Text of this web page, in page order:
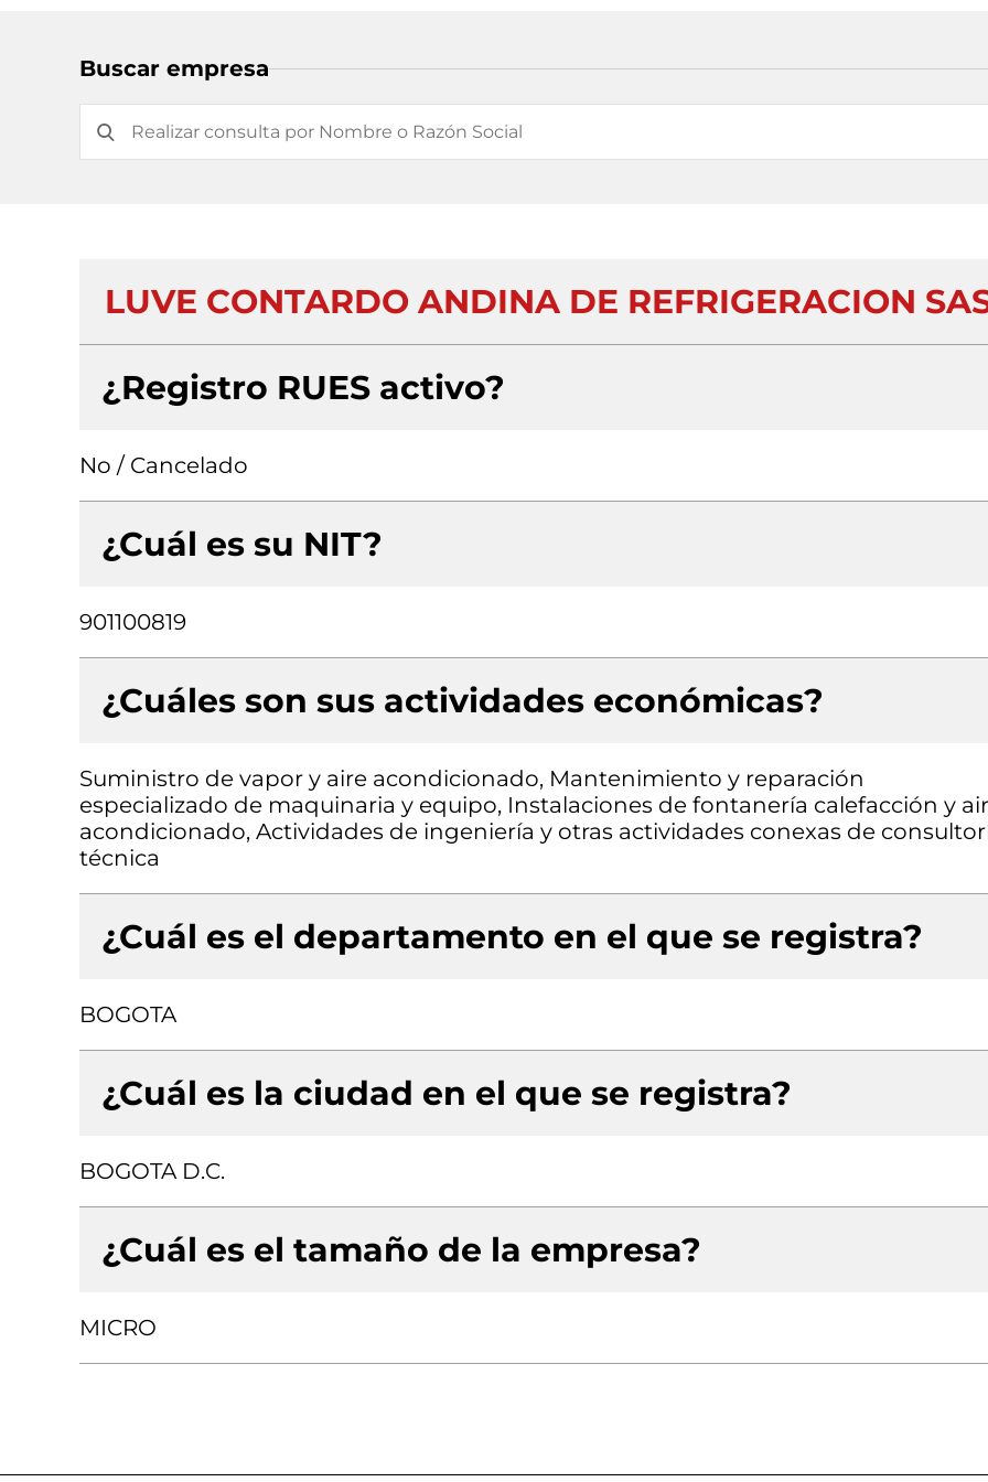
Buscar empresa
LUVE CONTARDO ANDINA DE REFRIGERACION
¿Registro RUES activo?
No / Cancelado
¿Cuál es su NIT?
901100819
¿Cuáles son sus actividades económicas?
Suministro de vapor y aire acondicionado, Mantenimiento y reparación
especializado de maquinaria y equipo, Instalaciones de fontanería calefacción y
acondicionado, Actividades de ingeniería y otras actividades conexas de
técnica
¿Cuál es el departamento en el que se registra?
BOGOTA
¿Cuál es la ciudad en el que se registra?
BOGOTA D.C.
¿Cuál es el tamaño de la empresa?
MICRO